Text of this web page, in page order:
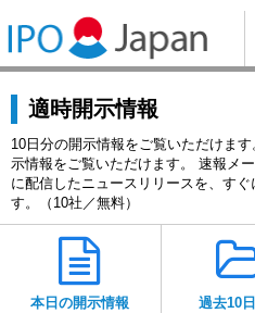
適時開示情報
10日分の開示情報をご覧いただけます
示情報をご覧いただけます。 速報メ
に配信したニュースリリースを、す
す。（10社／無料）
本日の開示情報
過去10